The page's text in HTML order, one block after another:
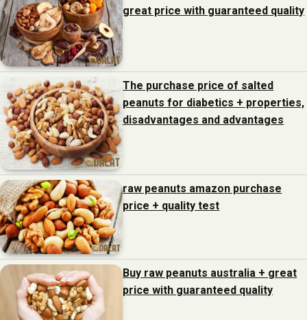
great price with guaranteed quality
The purchase price of salted
peanuts for diabetics + properties,
disadvantages and advantages
raw peanuts amazon purchase
price + quality test
Buy raw peanuts australia + great
price with guaranteed quality